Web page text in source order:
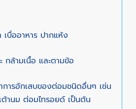
เบื่ออาหาร ปากแห้ง
กล้ามเนื้อ และตามข้อ
การอักเสบของต่อมชนิดอื่นๆ เช่น
านม ต่อมไทรอยด์ เป็นต้น